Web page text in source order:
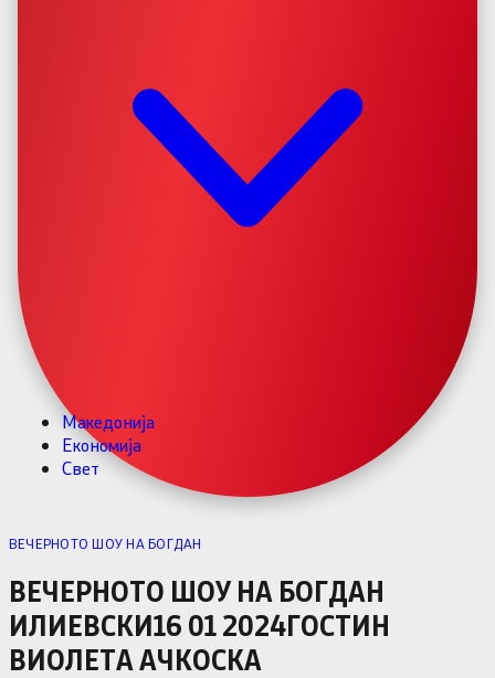
Македонија
Економија
Свет
ВЕЧЕРНОТО ШОУ НА БОГДАН
ВЕЧЕРНОТО ШОУ НА БОГДАН
ИЛИЕВСКИ16 01 2024ГОСТИН
ВИОЛЕТА АЧКОСКА